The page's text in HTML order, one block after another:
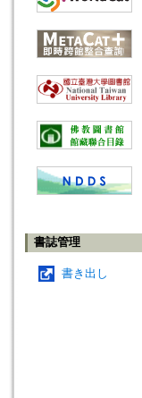
書誌管理
書き出し